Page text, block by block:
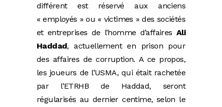
différent est réservé aux anciens
« employés » ou « victimes » des sociétés
et entreprises de l’homme d’affaires Ali
Haddad, actuellement en prison pour
des affaires de corruption. A ce propos,
les joueurs de l’USMA, qui était rachetée
par l’ETRHB de Haddad, seront
régularisés au dernier centime, selon le